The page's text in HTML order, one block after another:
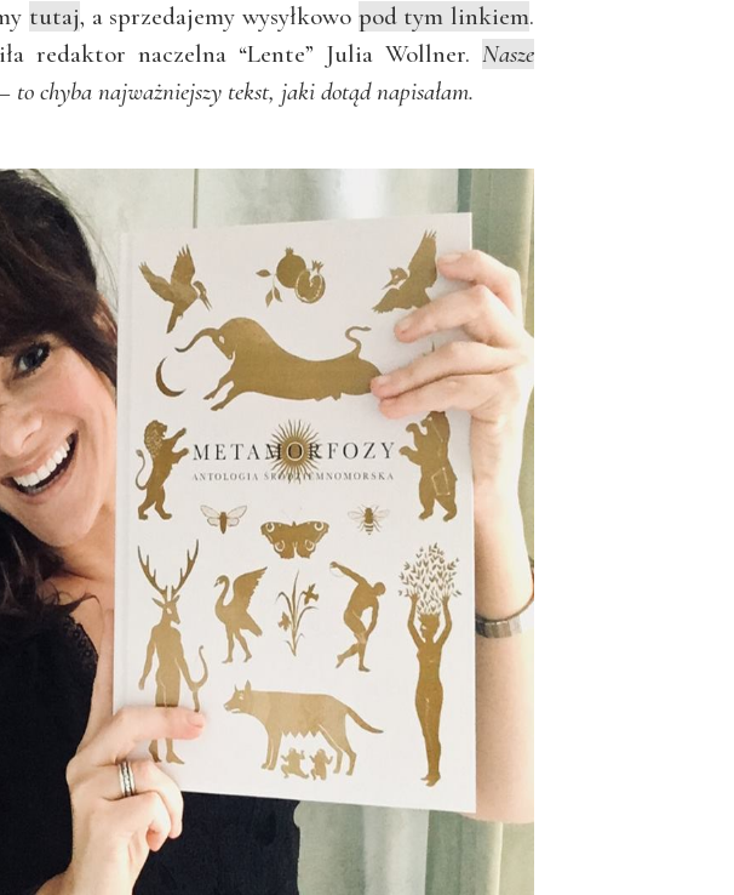
tutaj, a sprzedajemy wysyłkowo pod tym linkiem.
redaktor naczelna “Lente” Julia Wollner. Nasze
to chyba najważniejszy tekst, jaki dotąd napisałam.